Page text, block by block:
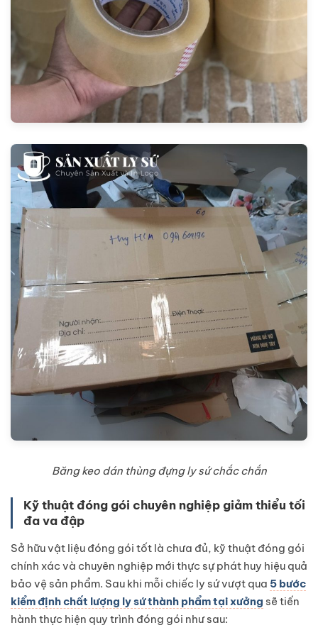
Băng keo dán thùng đựng ly sứ chắc chắn
Kỹ thuật đóng gói chuyên nghiệp giảm thiểu tối
đa va đập
Sở hữu vật liệu đóng gói tốt là chưa đủ, kỹ thuật đóng gói
chính xác và chuyên nghiệp mới thực sự phát huy hiệu quả
bảo vệ sản phẩm. Sau khi mỗi chiếc ly sứ vượt qua 5 bước
kiểm định chất lượng ly sứ thành phẩm tại xưởng sẽ tiến
hành thực hiện quy trình đóng gói như sau: